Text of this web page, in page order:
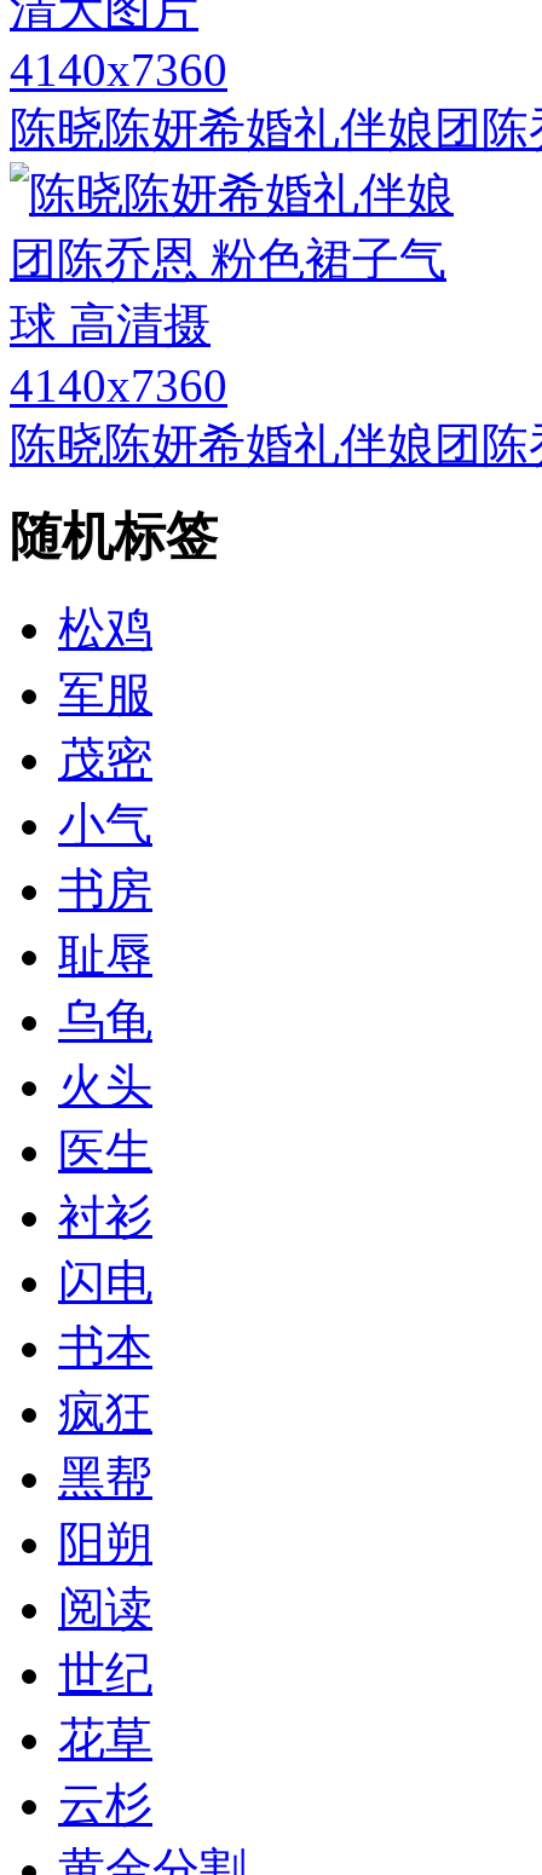
4140x7360
陈晓陈妍希婚礼伴娘团
4140x7360
陈晓陈妍希婚礼伴娘团
随机标签
松鸡
军服
茂密
小气
书房
耻辱
乌龟
火头
医生
衬衫
闪电
书本
疯狂
黑帮
阳朔
阅读
世纪
花草
云杉